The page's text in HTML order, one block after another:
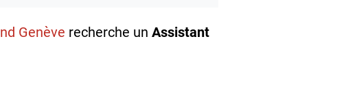
Genève recherche un Assistant